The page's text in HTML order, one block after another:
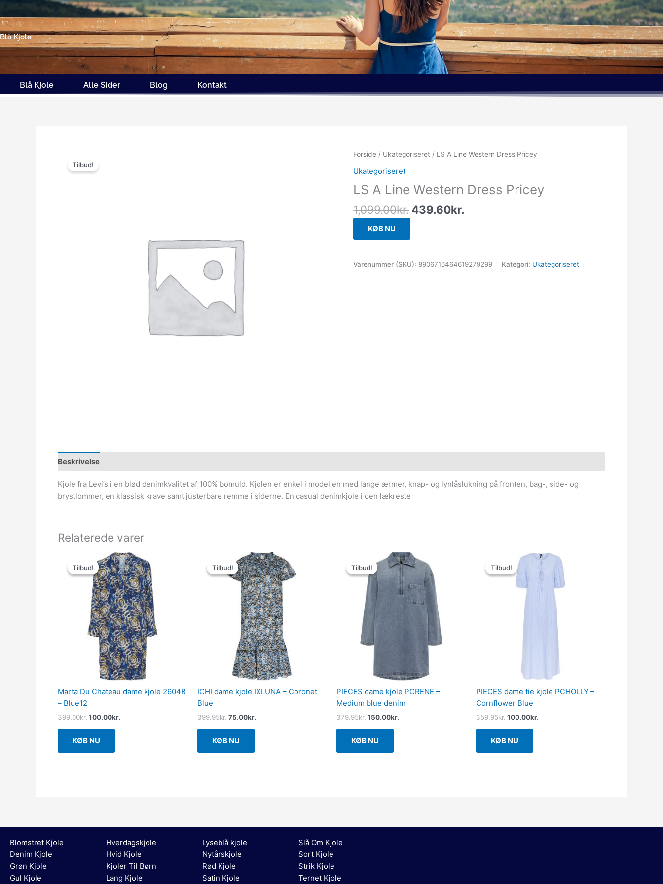
til
indholdet
Blå Kjole
Blå Kjole Alle Sider Blog Kontakt
Tilbud!
Forside / Ukategoriseret / LS A Line Western Dress Pricey
Ukategoriseret
LS A Line Western Dress Pricey
1,099.00kr.
Den
var:
439.60kr.
Den
er:
KØB NU
Varenummer (SKU): 8906716464619279299 Kategori: Ukategoriseret
Beskrivelse
Kjole fra Levi’s i en blød denimkvalitet af 100% bomuld. Kjolen er enkel i modellen med lange ærmer, knap- og lynlåslukning på fronten, bag-, side- og
brystlommer, en klassisk krave samt justerbare remme i siderne. En casual denimkjole i den lækreste
Relaterede varer
Tilbud!
Tilbud!
Marta Du Chateau dame kjole 2604B
– Blue12
399.00kr.
oprindelige
pris
var:
399.00kr..
100.00kr.
Den
aktuelle
pris
er:
100.00kr..
KØB NU
Tilbud!
Tilbud!
ICHI dame kjole IXLUNA – Coronet
Blue
399.95kr.
oprindelige
pris
var:
399.95kr..
75.00kr.
Den
aktuelle
pris
er:
75.00kr..
KØB NU
Tilbud!
Tilbud!
PIECES dame kjole PCRENE –
Medium blue denim
379.95kr.
oprindelige
pris
var:
379.95kr..
150.00kr.
Den
aktuelle
pris
er:
150.00kr..
KØB NU
Tilbud!
Tilbud!
PIECES dame tie kjole PCHOLLY –
Cornflower Blue
359.95kr.
oprindelige
pris
var:
359.95kr..
100.00kr.
Den
aktuelle
pris
er:
100.00kr..
KØB NU
Blomstret Kjole
Denim Kjole
Grøn Kjole
Gul Kjole
Hverdagskjole
Hvid Kjole
Kjoler Til Børn
Lang Kjole
Lyseblå kjole
Nytårskjole
Rød Kjole
Satin Kjole
Slå Om Kjole
Sort Kjole
Strik Kjole
Ternet Kjole